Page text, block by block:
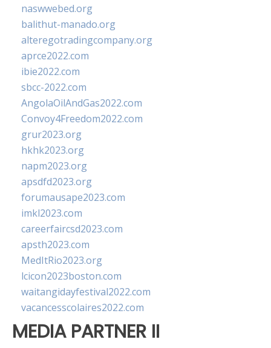
naswwebed.org
balithut-manado.org
alteregotradingcompany.org
aprce2022.com
ibie2022.com
sbcc-2022.com
AngolaOilAndGas2022.com
Convoy4Freedom2022.com
grur2023.org
hkhk2023.org
napm2023.org
apsdfd2023.org
forumausape2023.com
imkl2023.com
careerfaircsd2023.com
apsth2023.com
MedItRio2023.org
lcicon2023boston.com
waitangidayfestival2022.com
vacancesscolaires2022.com
MEDIA PARTNER II